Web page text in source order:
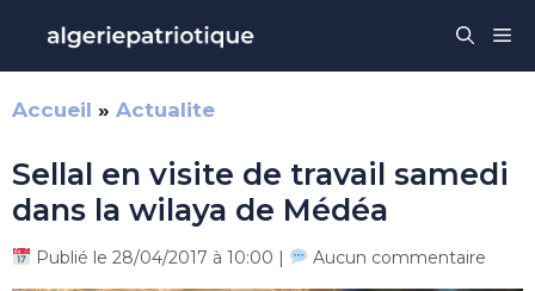
contenu
Accueil » Actualite
Sellal en visite de travail samedi
dans la wilaya de Médéa
Publié le 28/04/2017 à 10:00 | Aucun commentaire